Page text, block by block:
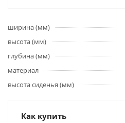
ширина (мм)
высота (мм)
глубина (мм)
материал
высота сиденья (мм)
Как купить